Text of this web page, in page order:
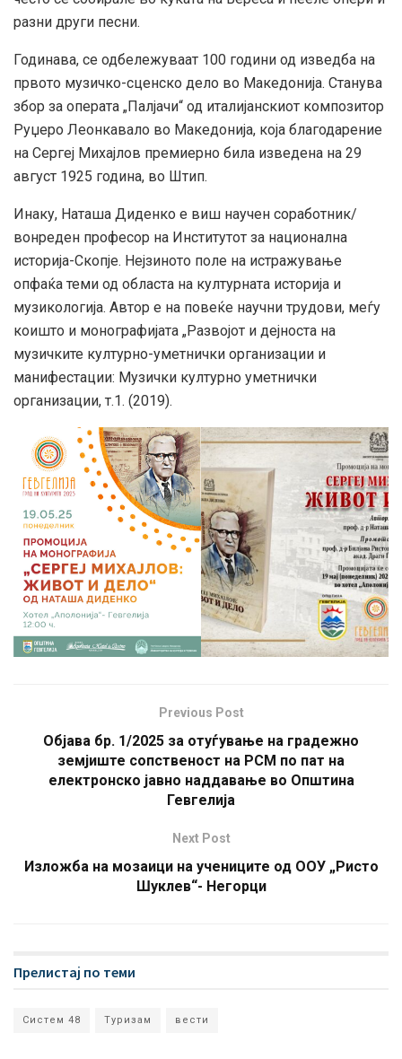
разни други песни.
Годинава, се одбележуваат 100 години од изведба на
првото музичко-сценско дело во Македонија. Станува
збор за операта „Палјачи“ од италијанскиот композитор
Руџеро Леонкавало во Македонија, која благодарение
на Сергеј Михајлов премиерно била изведена на 29
август 1925 година, во Штип.
Инаку, Наташа Диденко е виш научен соработник/
вонреден професор на Институтот за национална
историја-Скопје. Нејзиното поле на истражување
опфаќа теми од областа на културната историја и
музикологија. Автор е на повеќе научни трудови, меѓу
коишто и монографијата „Развојот и дејноста на
музичките културно-уметнички организации и
манифестации: Музички културно уметнички
организации, т.1. (2019).
Previous Post
Објава бр. 1/2025 за отуѓување на градежно
земјиште сопственост на РСМ по пат на
електронско јавно наддавање во Општина
Гевгелија
Next Post
Изложба на мозаици на учениците од ООУ „Ристо
Шуклев“- Негорци
Прелистај по теми
Систем 48 Туризам вести